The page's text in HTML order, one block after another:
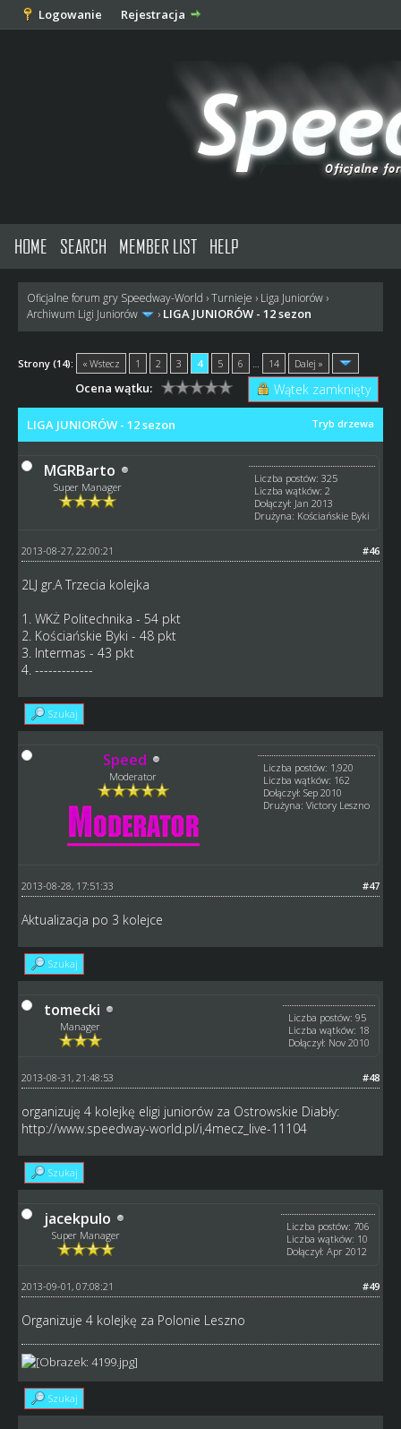
Logowanie Rejestracja
HOME SEARCH MEMBER LIST HELP
Oficjalne forum gry Speedway-World ›Turnieje › Liga Juniorów›
Archiwum Ligi Juniorów
› LIGA JUNIORÓW - 12 sezon
Strony (14): « Wstecz 1 2 3 4 5 6 14 Dalej »
Wątek zamknięty
Ocena wątku:
Tryb drzewa
LIGA JUNIORÓW - 12 sezon
MGRBarto
Super Manager
Liczba postów: 325
Liczba wątków: 2
Dołączył: Jan 2013
Drużyna: Kościańskie Byki
#46
2013-08-27, 22:00:21
2LJ gr.A Trzecia kolejka
1. WKŻ Politechnika - 54 pkt
2. Kościańskie Byki - 48 pkt
3. Intermas - 43 pkt
4. -------------
Szukaj
Speed
Moderator
Liczba postów: 1,920
Liczba wątków: 162
Dołączył: Sep 2010
Drużyna: Victory Leszno
#47
2013-08-28, 17:51:33
Aktualizacja po 3 kolejce
Szukaj
tomecki
Manager
Liczba postów: 95
Liczba wątków: 18
Dołączył: Nov 2010
#48
2013-08-31, 21:48:53
organizuję 4 kolejkę eligi juniorów za Ostrowskie Diabły:
http://www.speedway-world.pl/i,4mecz_live-11104
Szukaj
jacekpulo
Super Manager
Liczba postów: 706
Liczba wątków: 10
Dołączył: Apr 2012
#49
2013-09-01, 07:08:21
Organizuje 4 kolejkę za Polonie Leszno
Szukaj